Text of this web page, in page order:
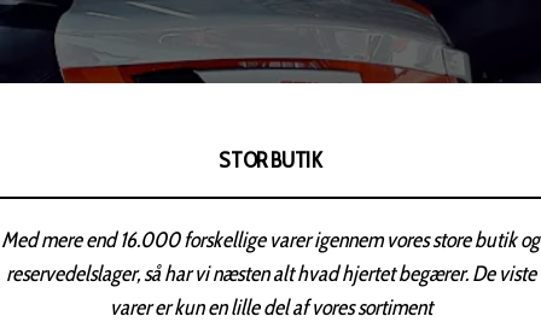
STOR BUTIK
Med mere end 16.000 forskellige varer igennem vores store butik og
reservedelslager, så har vi næsten alt hvad hjertet begærer.De viste
varer er kun en lille del af vores sortiment